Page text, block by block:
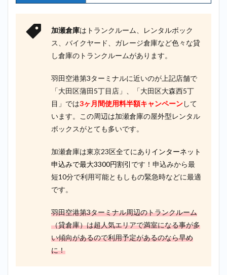
加瀬倉庫はトランクルーム、レンタルボック
ス、バイクヤード、ガレージ倉庫など色々な貸
し倉庫のトランクルームがあります。
羽田空港第3ターミナルに近いのが上記店舗で
「大田区蒲田5丁目店」、「大田区大森西5丁
目」では3ヶ月間使用料半額キャンペーンして
います。この周辺は加瀬倉庫の屋外型レンタル
ボックスがとても多いです。
加瀬倉庫は東京23区全てにあり インターネット
申込みで最大3300円割引 です！申込みから最
短10分で利用可能ともしもの緊急時などに最適
です。
羽田空港第3ターミナル周辺のトランクルーム
（貸倉庫）は超人気エリアで満室になる事が多
い傾向があるので利用予定があるのなら早め
に！